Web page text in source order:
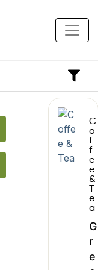
C
o
f
f
e
e
&
T
e
a
G
r
e